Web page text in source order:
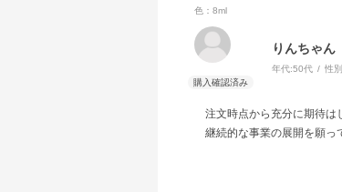
色：8ml
りんちゃん
年代:50代 性
注文時点から充分に期待は
継続的な事業の展開を願っ